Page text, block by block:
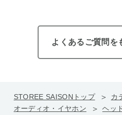
よくあるご質問を
STOREE SAISONトップ カ
オーディオ・イヤホン
ヘッ